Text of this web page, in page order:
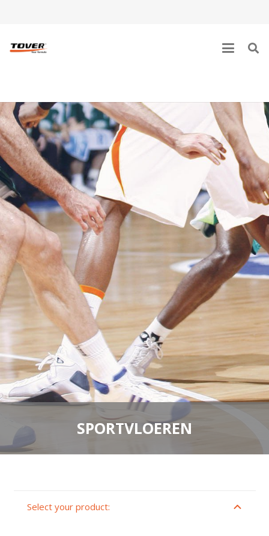
SPORTVLOEREN
Select your product: